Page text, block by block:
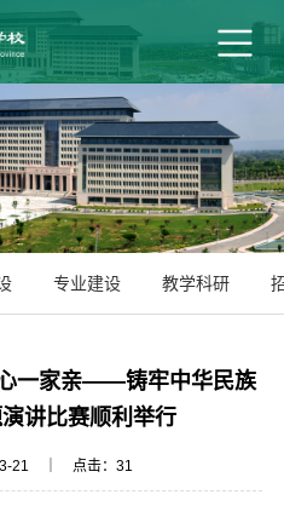
专业建设 教学科研
一家亲——铸牢中华民族
讲比赛顺利举行
21 ｜ 点击： 31